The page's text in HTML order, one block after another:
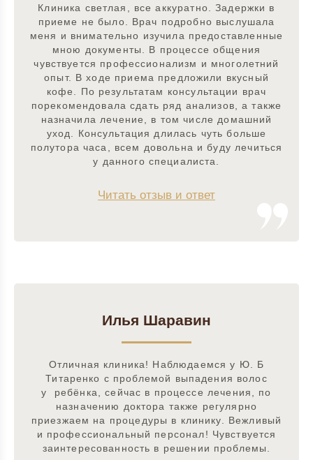
Клиника светлая, все аккуратно. Задержки в
приеме не было. Врач подробно выслушала
меня и внимательно изучила предоставленные
мною документы. В процессе общения
чувствуется профессионализм и многолетний
опыт. В ходе приема предложили вкусный
кофе. По результатам консультации врач
порекомендовала сдать ряд анализов, а также
назначила лечение, в том числе домашний
уход. Консультация длилась чуть больше
полутора часа, всем довольна и буду лечиться
у данного специалиста.
Читать отзыв и ответ
Илья Шаравин
Отличная клиника! Наблюдаемся у Ю. Б
Титаренко с проблемой выпадения волос
у ребёнка, сейчас в процессе лечения, по
назначению доктора также регулярно
приезжаем на процедуры в клинику. Вежливый
и профессиональный персонал! Чувствуется
заинтересованность в решении проблемы.